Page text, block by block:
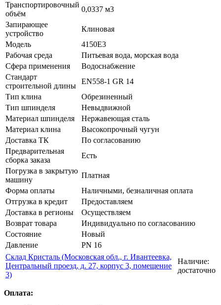
Транспортировочный
объём
0,0337 м3
Запирающее
устройство
Клиновая
Модель
4150E3
Рабочая среда
Питьевая вода, морская вода
Сфера применения
Водоснабжение
Стандарт
строительной длины
EN558-1 GR 14
Тип клина
Обрезиненный
Тип шпинделя
Невыдвижной
Материал шпинделя
Нержавеющая сталь
Материал клина
Высокопрочный чугун
Доставка ТК
По согласованию
Предварительная
сборка заказа
Есть
Погрузка в закрытую
машину
Платная
Форма оплаты
Наличными, безналичная оплата
Отгрузка в кредит
Предоставляем
Доставка в регионы
Осуществляем
Возврат товара
Индивидуально по согласованию
Состояние
Новый
Давление
PN 16
Склад Кристаль (Московская обл., г. Ивантеевка,
Центральный проезд, д. 27, корпус 3, помещение
3)
Наличие:
достаточно
Оплата: